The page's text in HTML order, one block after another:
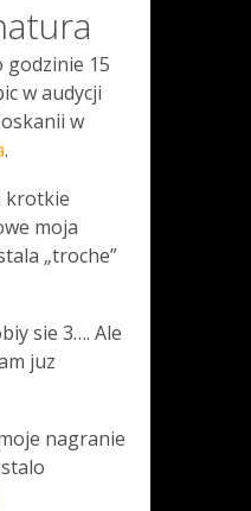
godzinie 15
w audycji
w
.
krotkie
moja
„troche”
sie 3…. Ale
juz
nagranie